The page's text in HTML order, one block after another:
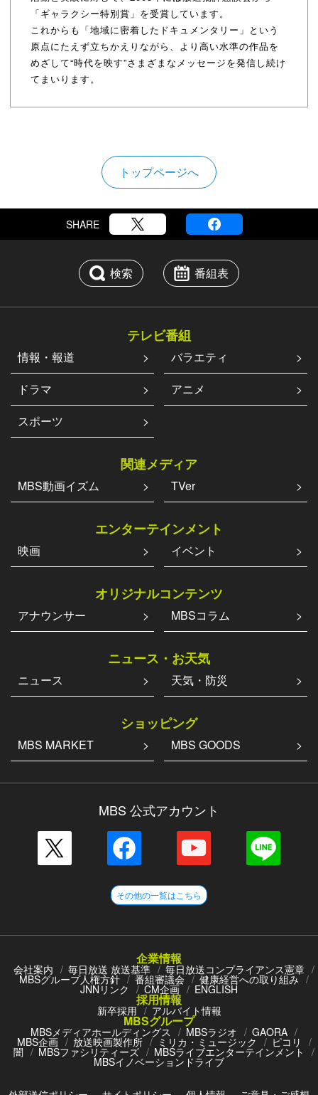
「ギャラクシー特別賞」を受賞しています。
これからも「地域に密着したドキュメンタリー」という
原点にたえず立ちかえりながら、より高い水準の作品を
めざして“時代を映す”さまざまなメッセージを発信し続け
てまいります。
トップページへ
SHARE
検索 番組表
テレビ番組
情報・報道
バラエティ
ドラマ
アニメ
スポーツ
関連メディア
MBS動画イズム TVer
エンターテインメント
映画 イベント
オリジナルコンテンツ
アナウンサー MBSコラム
ニュース・お天気
ニュース 天気・防災
ショッピング
MBS MARKET MBS GOODS
MBS 公式アカウント
その他の一覧はこちら
企業情報
会社案内 毎日放送 放送基準 毎日放送コンプライアンス憲章
MBSグループ人権方針 番組審議会 健康経営への取り組み
JNNリンク CM企画 ENGLISH
採用情報
新卒採用 アルバイト情報
MBSグループ
MBSメディアホールディングス MBSラジオ GAORA
MBS企画 放送映画製作所 ミリカ・ミュージック ピコリ
闇 MBSファシリティーズ MBSライブエンターテインメント
MBSイノベーションドライブ